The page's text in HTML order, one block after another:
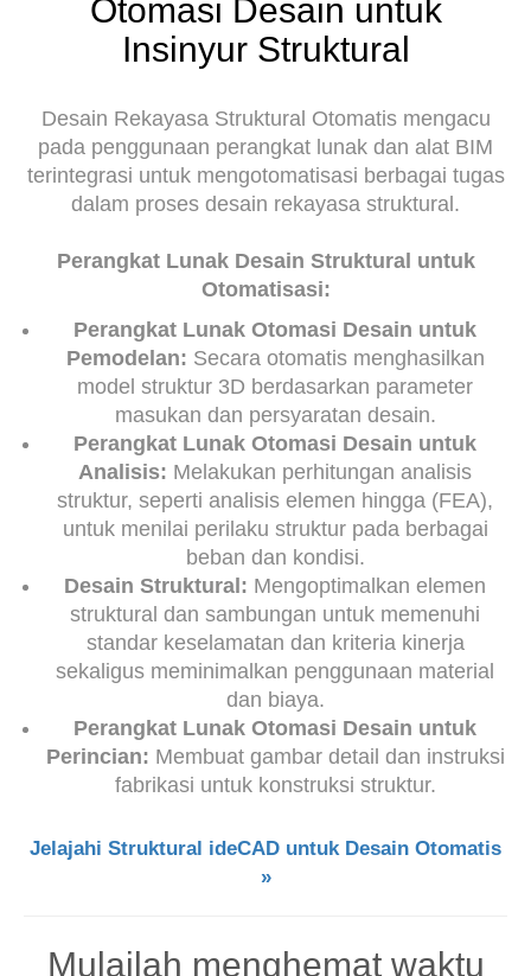
Otomasi Desain untuk
Insinyur Struktural
Desain Rekayasa Struktural Otomatis mengacu
pada penggunaan perangkat lunak dan alat BIM
terintegrasi untuk mengotomatisasi berbagai tugas
dalam proses desain rekayasa struktural.
Perangkat Lunak Desain Struktural untuk
Otomatisasi:
Perangkat Lunak Otomasi Desain untuk
Pemodelan: Secara otomatis menghasilkan
model struktur 3D berdasarkan parameter
masukan dan persyaratan desain.
Perangkat Lunak Otomasi Desain untuk
Analisis: Melakukan perhitungan analisis
struktur, seperti analisis elemen hingga (FEA),
untuk menilai perilaku struktur pada berbagai
beban dan kondisi.
Desain Struktural: Mengoptimalkan elemen
struktural dan sambungan untuk memenuhi
standar keselamatan dan kriteria kinerja
sekaligus meminimalkan penggunaan material
dan biaya.
Perangkat Lunak Otomasi Desain untuk
Perincian: Membuat gambar detail dan instruksi
fabrikasi untuk konstruksi struktur.
Jelajahi Struktural ideCAD untuk Desain Otomatis
»
Mulailah menghemat waktu